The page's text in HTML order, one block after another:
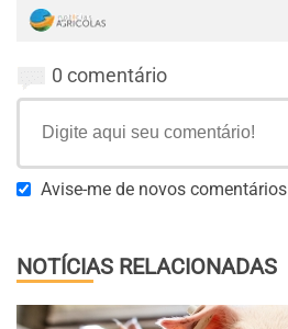
0 comentário
Avise-me de novos comentários
NOTÍCIAS RELACIONADAS